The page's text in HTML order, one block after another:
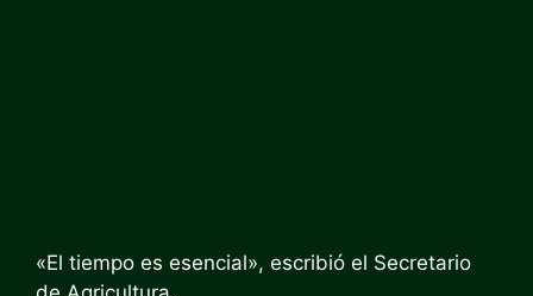
«El tiempo es esencial», escribió el Secretario